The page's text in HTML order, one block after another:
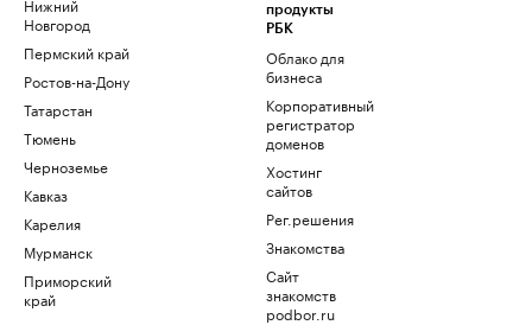
Новгород
Пермский край
Ростов-на-Дону
Татарстан
Тюмень
Черноземье
Кавказ
Карелия
Мурманск
Приморский
край
продукты
РБК
Облако для
бизнеса
Корпоративный
регистратор
доменов
Хостинг
сайтов
Рег.решения
Знакомства
Сайт
знакомств
podbor.ru